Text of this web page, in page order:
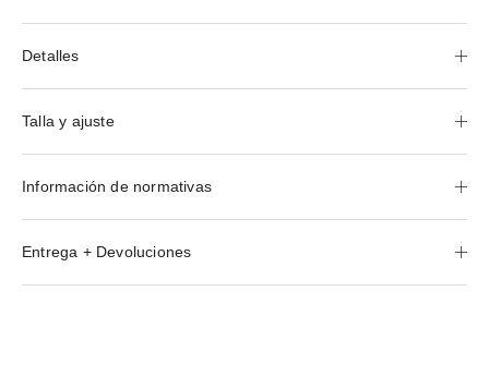
Detalles
Talla y ajuste
Información de normativas
Entrega + Devoluciones